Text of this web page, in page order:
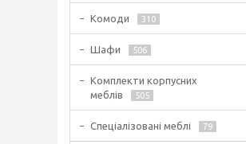
Комоди 310
Шафи 506
Комплекти корпусних
меблів
505
Спеціалізовані меблі 79